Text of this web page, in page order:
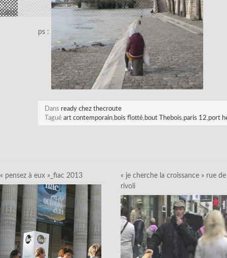
ps :
Dans ready chez thecroute
Tagué art contemporain, bois flotté, bout Thebois,paris 12,port
« pensez à eux »_fiac 2013
« je cherche la croissance » rue de
rivoli